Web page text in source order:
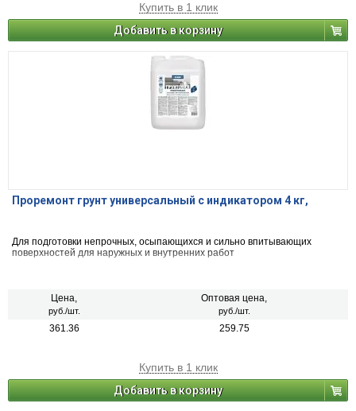
Купить в 1 клик
Добавить в корзину
Проремонт грунт универсальный с индикатором 4 кг,
Для подготовки непрочных, осыпающихся и сильно впитывающих
поверхностей для наружных и внутренних работ
Цена,
руб./шт.
Оптовая цена,
руб./шт.
361.36 259.75
Купить в 1 клик
Добавить в корзину